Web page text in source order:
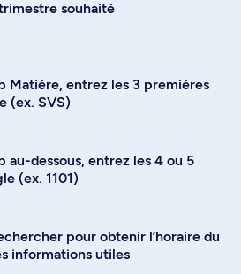
souhaité
Matière, entrez les 3 premières
(ex. SVS)
au-dessous, entrez les 4 ou 5
(ex. 1101)
pour obtenir l’horaire du
informations utiles